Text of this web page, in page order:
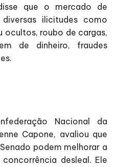
que o mercado de
ilicitudes como
ocultos, roubo de cargas,
de dinheiro, fraudes
Nacional da
Capone, avaliou que
podem melhorar a
desleal. Ele